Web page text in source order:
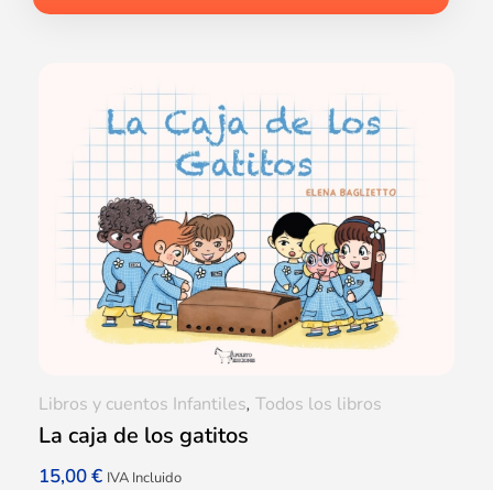
La caja de los gatitos
15,00€ IVA Incluido
Libros y cuentos Infantiles, Todos los libros